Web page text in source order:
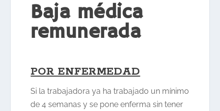
Baja médica
remunerada
POR ENFERMEDAD
Si la trabajadora ya ha trabajado un mínimo
de 4 semanas y se pone enferma sin tener